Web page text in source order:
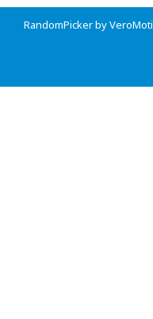
RandomPicker by